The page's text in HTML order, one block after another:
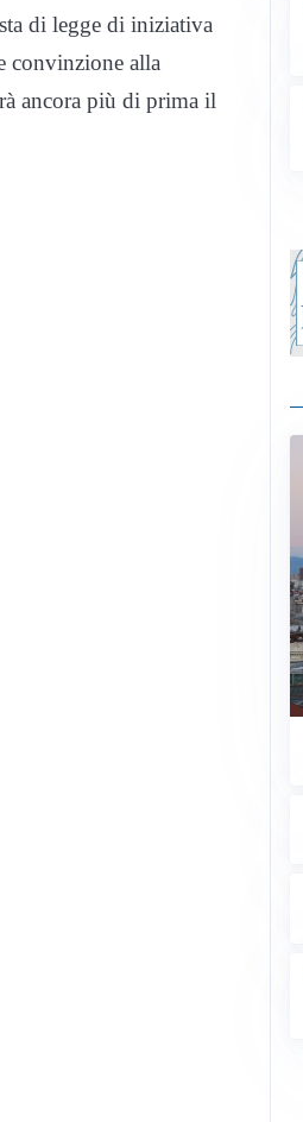
di legge di iniziativa
convinzione alla
ancora più di prima il